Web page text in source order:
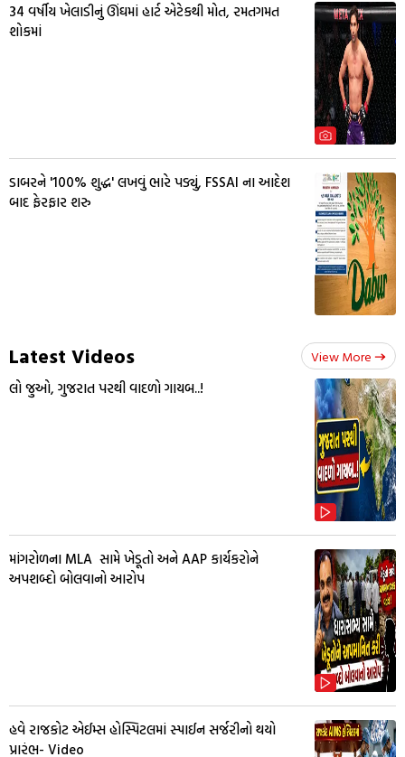
34 વર્ષીય ખેલાડીનું ઊંઘમાં હાર્ટ એટેકથી મોત, રમતગમત
શોકમાં
ડાબરને '100% શુદ્ધ' લખવું ભારે પડ્યું, FSSAI ના આદેશ
બાદ ફેરફાર શરુ
Latest Videos View More
લો જુઓ, ગુજરાત પરથી વાદળો ગાયબ..!
માંગરોળના MLA સામે ખેડૂતો અને AAP કાર્યકરોને
અપશબ્દો બોલવાનો આરોપ
હવે રાજકોટ એઈમ્સ હોસ્પિટલમાં સ્પાઈન સર્જરીનો થયો
પ્રારંભ- Video